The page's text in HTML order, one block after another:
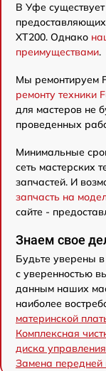
В Уфе
предоставляющих
XT200. Однако
преимуществами.
Мы ремонтируем
ремонту техники
для мастеров не
проведенных
Минимальные
сеть мастерских
запчастей. И
запчасть на
сайте -
Знаем свое
Будьте уверены
с уверенностью
данным наших
наиболее
материнской
Комплексная
диска управления
Замена передней